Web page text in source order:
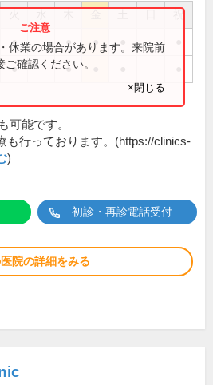
祝
● ● ●
● ●
休業の場合があります。来院前
確認ください。
×閉じる
可能です。
も行っております。(https://clinics-
)
初診・再診電話受付
院の詳細をみる